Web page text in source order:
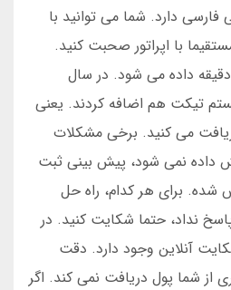
فارسی دارد. شما می توانید با
با اپراتور صحبت کنید.
معمولا پاسخ در کمتر از 5 دقیقه داده می شود. در سال
سیستم تیکت هم اضافه کردند. یعنی
می کنید. برخی مشکلات
داده نمی شود، پیش بینی ثبت
شده. برای هر کدام، راه حل
نداد، حتما شکایت کنید. در
آنلاین وجود دارد. دقت
از شما پول دریافت نمی کند. اگر